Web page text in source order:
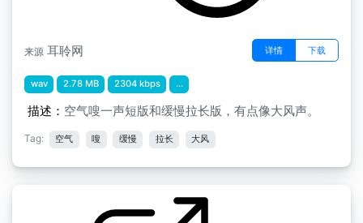
来源 耳聆网 详情 下载
wav 2.78 MB 2304 kbps ...
描述： 空气嗖一声短版和缓慢拉长版，有点像大风声。
Tag: 空气 嗖 缓慢 拉长 大风